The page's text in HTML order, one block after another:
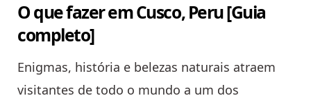
O que fazer em Cusco, Peru [Guia
completo]
Enigmas, história e belezas naturais atraem
visitantes de todo o mundo a um dos